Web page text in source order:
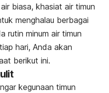
biasa, khasiat air timun
menghalau berbagai
rutin minum air timun
hari, Anda akan
berikut ini.
kegunaan timun